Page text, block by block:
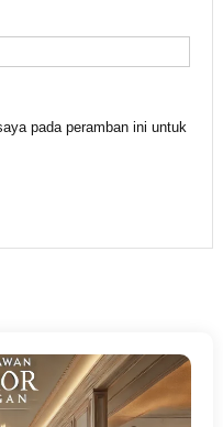
pada peramban ini untuk